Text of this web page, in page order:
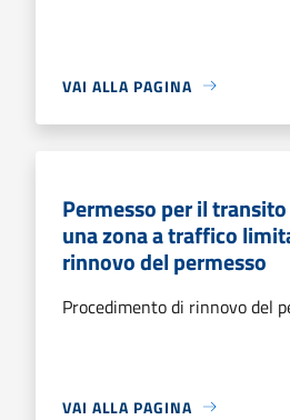
VAI ALLA PAGINA
Permesso per il
una zona a traffico
rinnovo del permesso
Procedimento di rinnovo del
VAI ALLA PAGINA